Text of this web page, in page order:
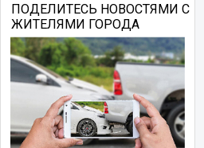
ПОДЕЛИТЕСЬ НОВОСТЯМИ С
ЖИТЕЛЯМИ ГОРОДА